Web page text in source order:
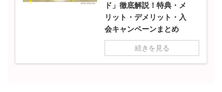
ド」徹底解説！特典・メ
リット・デメリット・入
会キャンペーンまとめ
続きを見る